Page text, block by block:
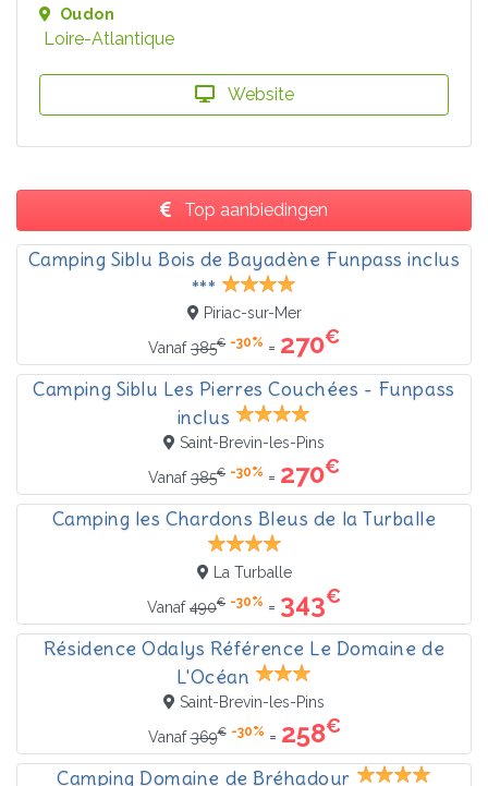
Oudon
Loire-Atlantique
Website
Top aanbiedingen
Camping Siblu Bois de Bayadène Funpass inclus
***
Piriac-sur-Mer
Vanaf385€ -30% = 270€
Camping Siblu Les Pierres Couchées - Funpass
inclus
Saint-Brevin-les-Pins
Vanaf385€ -30% = 270€
Camping les Chardons Bleus de la Turballe
La Turballe
Vanaf490€ -30% = 343€
Résidence Odalys Référence Le Domaine de
L'Océan
Saint-Brevin-les-Pins
Vanaf369€ -30% = 258€
Camping Domaine de Bréhadour